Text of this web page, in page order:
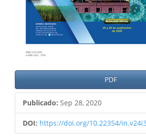
PDF
Publicado: Sep 28, 2020
DOI: https://doi.org/10.22354/